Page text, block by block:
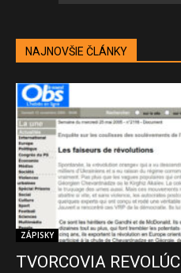
NAJNOVŠIE ČLÁNKY
ZÁPISKY
TVORCOVIA REVOLÚCIÍ